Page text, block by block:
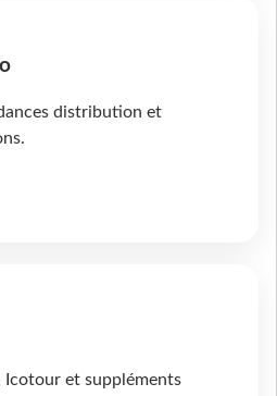
distribution et
Icotour et suppléments